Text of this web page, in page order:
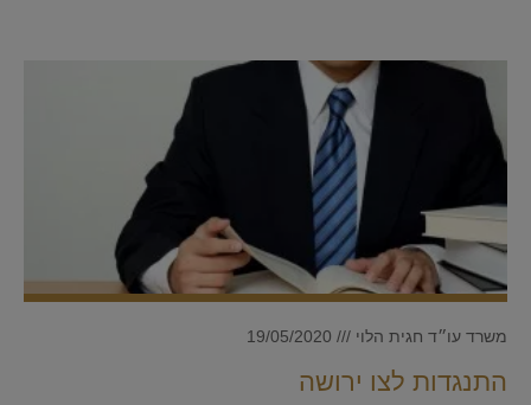
התנגדות לצו ירושה
משרד עו״ד חגית הלוי